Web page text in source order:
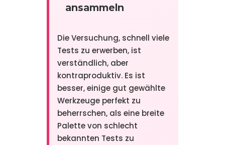
ansammeln
Die Versuchung, schnell viele
Tests zu erwerben, ist
verständlich, aber
kontraproduktiv. Es ist
besser, einige gut gewählte
Werkzeuge perfekt zu
beherrschen, als eine breite
Palette von schlecht
bekannten Tests zu